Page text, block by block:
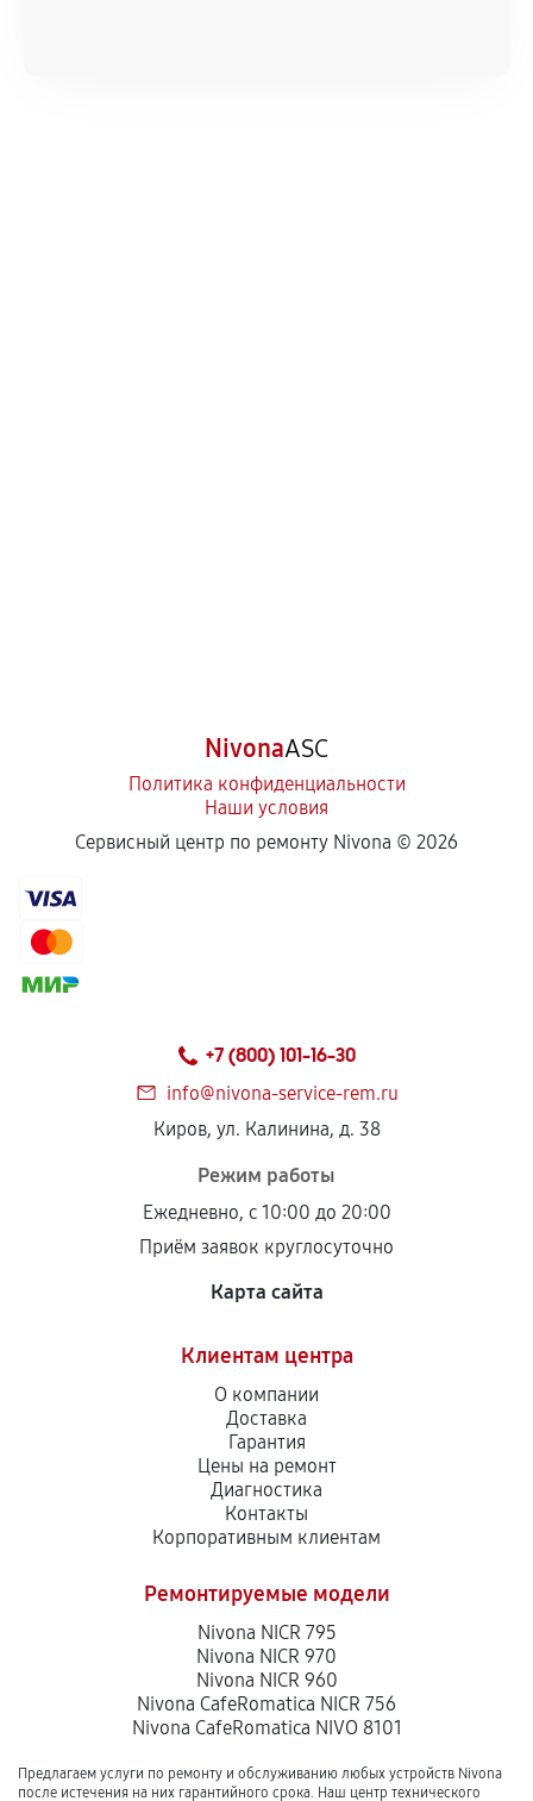
NivonaASC
Политика конфиденциальности
Наши условия
Сервисный центр по ремонту Nivona © 2026
+7 (800) 101-16-30
info@nivona-service-rem.ru
Киров, ул. Калинина, д. 38
Режим работы
Ежедневно, с 10:00 до 20:00
Приём заявок круглосуточно
Карта сайта
Клиентам центра
О компании
Доставка
Гарантия
Цены на ремонт
Диагностика
Контакты
Корпоративным клиентам
Ремонтируемые модели
Nivona NICR 795
Nivona NICR 970
Nivona NICR 960
Nivona CafeRomatica NICR 756
Nivona CafeRomatica NIVO 8101
Предлагаем услуги по ремонту и обслуживанию любых устройств Nivona
после истечения на них гарантийного срока. Наш центр технического